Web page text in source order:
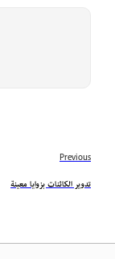
Previous
تدوير الكائنات بزوايا معينة